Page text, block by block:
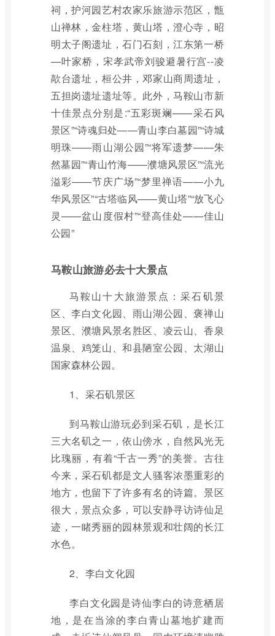
祠，护河园艺村农家乐旅游示范区，甑
山禅林，金柱塔，黄山塔，澄心寺，昭
明太子阁遗址，石门石刻，江东第一桥
—叶家桥，宋孝武帝刘骏避暑行宫--凌
歊台遗址，桓公井，邓家山商周遗址，
五担岗遗址遗址等。此外，马鞍山市新
十佳景点分别是:“五彩斑斓——采石风
景区”“诗魂归处——青山李白墓园”“诗城
明珠——雨山湖公园”“将军遗梦——朱
然墓园”“青山竹海——濮塘风景区”“流光
溢彩——节庆广场”“梦里禅语——小九
华风景区”“古塔临风——黄山塔”“放飞心
灵——盆山度假村”“登高佳处——佳山
公园”
马鞍山旅游必去十大景点
马鞍山十大旅游景点：采石矶景
区、李白文化园、雨山湖公园、褒禅山
景区、濮塘风景名胜区、凌云山、香泉
温泉、鸡笼山、和县陋室公园、太湖山
国家森林公园。
1、采石矶景区
到马鞍山游玩必到采石矶，是长江
三大名矶之一，依山傍水，自然风光无
比瑰丽，有着“千古一秀”的美誉。古往
今来，采石矶都是文人骚客浓墨重彩的
地方，也留下了许多有名的诗篇。景区
很大，景点众多，可以安静寻访诗仙足
迹，一睹秀丽的园林景观和壮阔的长江
水色。
2、李白文化园
李白文化园是诗仙李白的诗意栖居
地，是在当涂的李白青山墓地扩建而